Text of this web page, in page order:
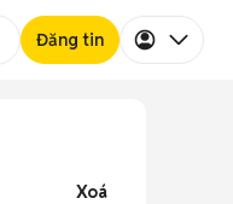
Đăng tin
Xoá